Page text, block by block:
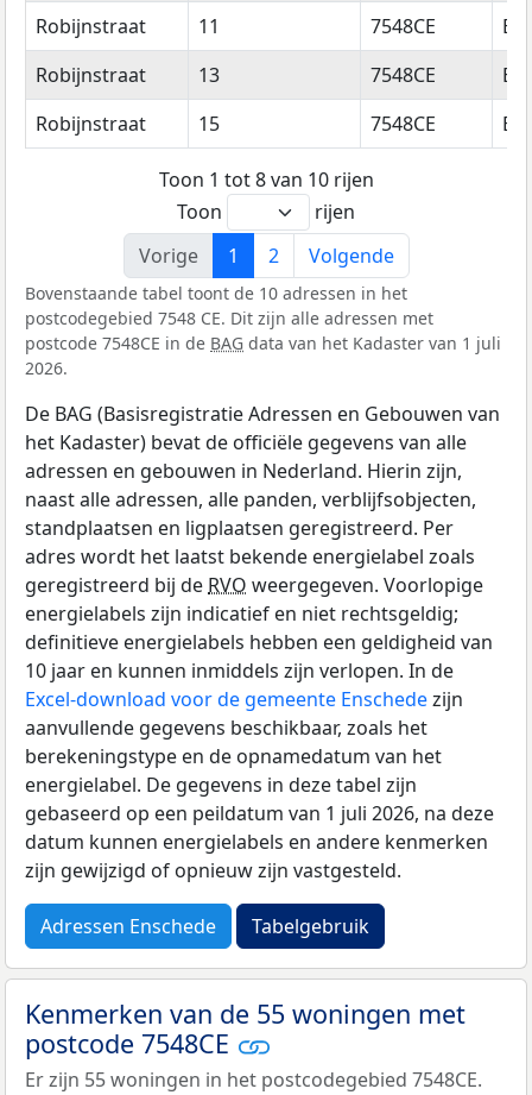
Robijnstraat
11 7548CE
Robijnstraat
13 7548CE
Robijnstraat
15 7548CE
Toon 1 tot 8 van 10 rijen
Toon
rijen
Vorige
1 2 Volgende
Bovenstaande tabel toont de 10 adressen in het
postcodegebied 7548 CE. Dit zijn alle adressen met
postcode 7548CE in de BAG data van het Kadaster van 1 juli
2026.
De BAG (Basisregistratie Adressen en Gebouwen van
het Kadaster) bevat de officiële gegevens van alle
adressen en gebouwen in Nederland. Hierin zijn,
naast alle adressen, alle panden, verblijfsobjecten,
standplaatsen en ligplaatsen geregistreerd. Per
adres wordt het laatst bekende energielabel zoals
geregistreerd bij de RVO weergegeven. Voorlopige
energielabels zijn indicatief en niet rechtsgeldig;
definitieve energielabels hebben een geldigheid van
10 jaar en kunnen inmiddels zijn verlopen. In de
Excel-download voor de gemeente Enschedezijn
aanvullende gegevens beschikbaar, zoals het
berekeningstype en de opnamedatum van het
energielabel. De gegevens in deze tabel zijn
gebaseerd op een peildatum van 1 juli 2026, na deze
datum kunnen energielabels en andere kenmerken
zijn gewijzigd of opnieuw zijn vastgesteld.
Adressen Enschede Tabelgebruik
Kenmerken van de 55 woningen met
postcode 7548CE
Er zijn 55 woningen in het postcodegebied 7548CE.